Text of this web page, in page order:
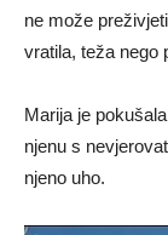
ne može
vratila, teža nego
Marija je
njenu s
njeno uho.